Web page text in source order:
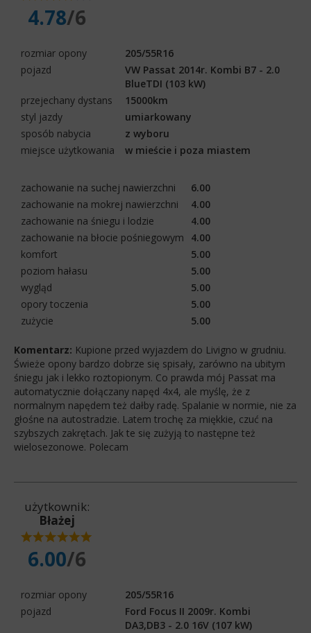
4.78/6
rozmiar opony
205/55R16
pojazd
VW Passat 2014r. Kombi B7 - 2.0
BlueTDI (103 kW)
przejechany dystans
15000km
styl jazdy
umiarkowany
sposób nabycia
z wyboru
miejsce użytkowania
w mieście i poza miastem
zachowanie na suchej nawierzchni
6.00
zachowanie na mokrej nawierzchni
4.00
zachowanie na śniegu i lodzie
4.00
zachowanie na błocie pośniegowym
4.00
komfort
5.00
poziom hałasu
5.00
wygląd
5.00
opory toczenia
5.00
zużycie
5.00
Komentarz: Kupione przed wyjazdem do Livigno w grudniu.
Świeże opony bardzo dobrze się spisały, zarówno na ubitym
śniegu jak i lekko roztopionym. Co prawda mój Passat ma
automatycznie dołączany napęd 4x4, ale myślę, że z
normalnym napędem też dałby radę. Spalanie w normie, nie za
głośne na autostradzie. Latem trochę za miękkie, czuć na
szybszych zakrętach. Jak te się zużyją to następne też
wielosezonowe. Polecam
użytkownik:
Błażej
6.00/6
rozmiar opony
205/55R16
pojazd
Ford Focus II 2009r. Kombi
DA3,DB3 - 2.0 16V (107 kW)